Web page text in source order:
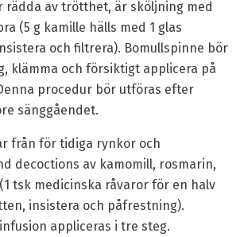
rädda av trötthet, är sköljning med
(5 g kamille hälls med 1 glas
och filtrera). Bomullspinne bör
klämma och försiktigt applicera på
procedur bör utföras efter
sänggåendet.
från för tidiga rynkor och
decoctions av kamomill, rosmarin,
tsk medicinska råvaror för en halv
insistera och påfrestning).
appliceras i tre steg.